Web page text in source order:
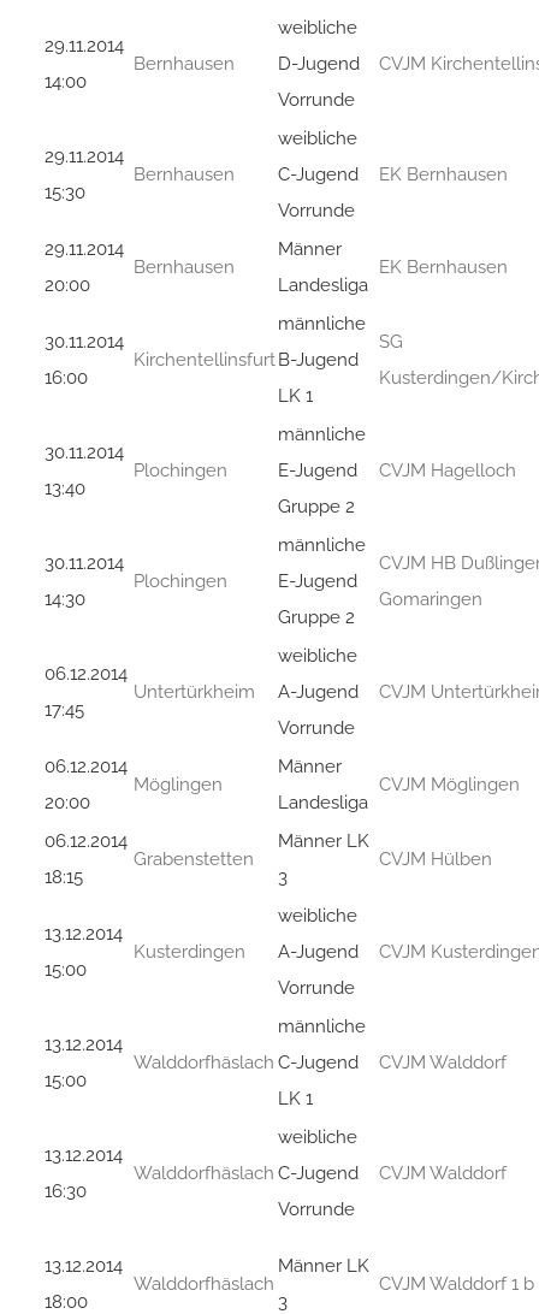
29.11.2014
14:00
Bernhausen
weibliche
D-Jugend
Vorrunde
CVJM
29.11.2014
15:30
Bernhausen
weibliche
C-Jugend
Vorrunde
EK Bernhausen
29.11.2014
20:00
Bernhausen
Männer
Landesliga
EK Bernhausen
30.11.2014
16:00
Kirchentellinsfurt
männliche
B-Jugend
LK 1
SG
Kusterdingen/
30.11.2014
13:40
Plochingen
männliche
E-Jugend
Gruppe 2
CVJM Hagelloch
30.11.2014
14:30
Plochingen
männliche
E-Jugend
Gruppe 2
CVJM HB
Gomaringen
06.12.2014
17:45
Untertürkheim
weibliche
A-Jugend
Vorrunde
CVJM
06.12.2014
20:00
Möglingen
Männer
Landesliga
CVJM Möglingen
06.12.2014
18:15
Grabenstetten
Männer LK
3
CVJM Hülben
13.12.2014
15:00
Kusterdingen
weibliche
A-Jugend
Vorrunde
CVJM
13.12.2014
15:00
Walddorfhäslach
männliche
C-Jugend
LK 1
CVJM Walddorf
13.12.2014
16:30
Walddorfhäslach
weibliche
C-Jugend
Vorrunde
CVJM Walddorf
13.12.2014
18:00
Walddorfhäslach
Männer LK
3
CVJM Walddorf 1 b